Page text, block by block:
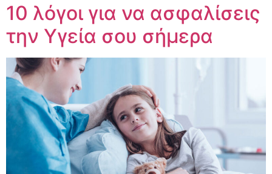
10 λόγοι για να ασφαλίσεις
την Υγεία σου σήμερα